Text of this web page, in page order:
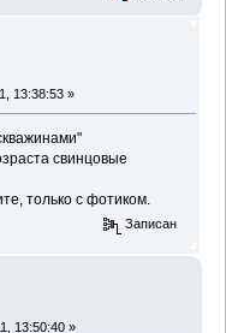
13:38:53 »
свинцовые
только с фотиком.
Записан
13:50:40 »